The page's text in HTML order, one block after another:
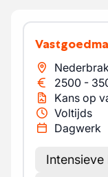
2500 -
Kans op
Voltijds
Dagwerk